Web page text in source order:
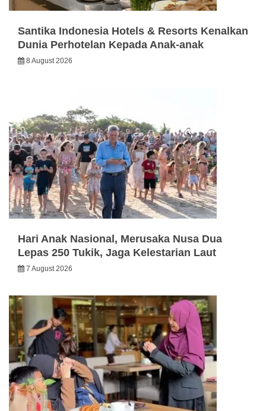
Santika Indonesia Hotels & Resorts Kenalkan
Dunia Perhotelan Kepada Anak-anak
8 August 2026
Hari Anak Nasional, Merusaka Nusa Dua
Lepas 250 Tukik, Jaga Kelestarian Laut
7 August 2026